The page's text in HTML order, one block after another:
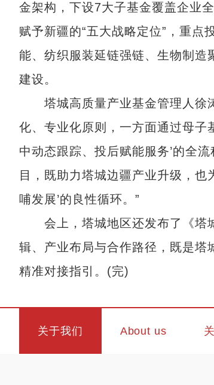
金架构，下设7大子基金覆盖企业
赋予新疆的“五大战略定位”，重
能、纺织服装延链强链、生物制造
建设。
塔城高质量产业基金管理人徐涛
化、专业化原则，一方面通过母子
中动态跟踪、投后赋能服务’的全
目，既助力塔城边疆产业升级，也
哺发展’的良性循环。”
会上，塔城地区还发布了《塔城
辑、产业布局与合作路径，既是塔
精准对接指引。(完)
关于我们 About us